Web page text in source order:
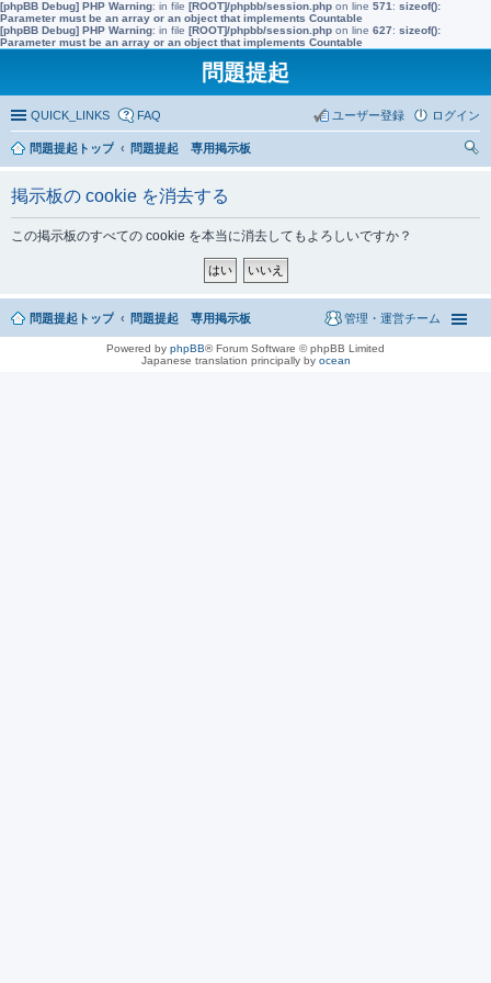
[phpBB Debug] PHP Warning: in file [ROOT]/phpbb/session.php on line 571 : sizeof():
Parameter must be an array or an object that implements Countable
[phpBB Debug] PHP Warning: in file [ROOT]/phpbb/session.php on line 627: sizeof():
Parameter must be an array or an object that implements Countable
問題提起
QUICK_LINKS FAQ ログイン
ユーザー登録
問題提起トップ
問題提起 専用掲示板
掲示板の cookie を消去する
この掲示板のすべての cookie を本当に消去してもよろしいですか？
問題提起トップ 問題提起 専用掲示板 管理・運営チーム
Powered by phpBB® Forum Software © phpBB Limited
Japanese translation principally by ocean